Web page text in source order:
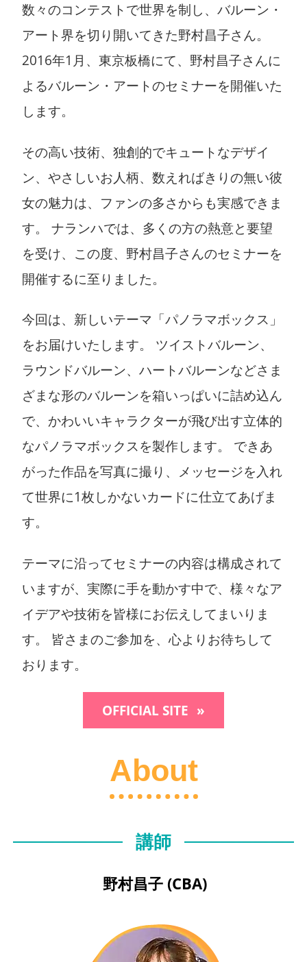
数々のコンテストで世界を制し、バルーン・
アート界を切り開いてきた野村昌子さん。
2016年1月、東京板橋にて、野村昌子さんに
よるバルーン・アートのセミナーを開催いた
します。
その高い技術、独創的でキュートなデザイ
ン、やさしいお人柄、数えればきりの無い彼
女の魅力は、ファンの多さからも実感できま
す。 ナランハでは、多くの方の熱意と要望
を受け、この度、野村昌子さんのセミナーを
開催するに至りました。
今回は、新しいテーマ「パノラマボックス」
をお届けいたします。 ツイストバルーン、
ラウンドバルーン、ハートバルーンなどさま
ざまな形のバルーンを箱いっぱいに詰め込ん
で、かわいいキャラクターが飛び出す立体的
なパノラマボックスを製作します。 できあ
がった作品を写真に撮り、メッセージを入れ
て世界に1枚しかないカードに仕立てあげま
す。
テーマに沿ってセミナーの内容は構成されて
いますが、実際に手を動かす中で、様々なア
イデアや技術を皆様にお伝えしてまいりま
す。 皆さまのご参加を、心よりお待ちして
おります。
OFFICIAL SITE
About
講師
野村昌子 (CBA)